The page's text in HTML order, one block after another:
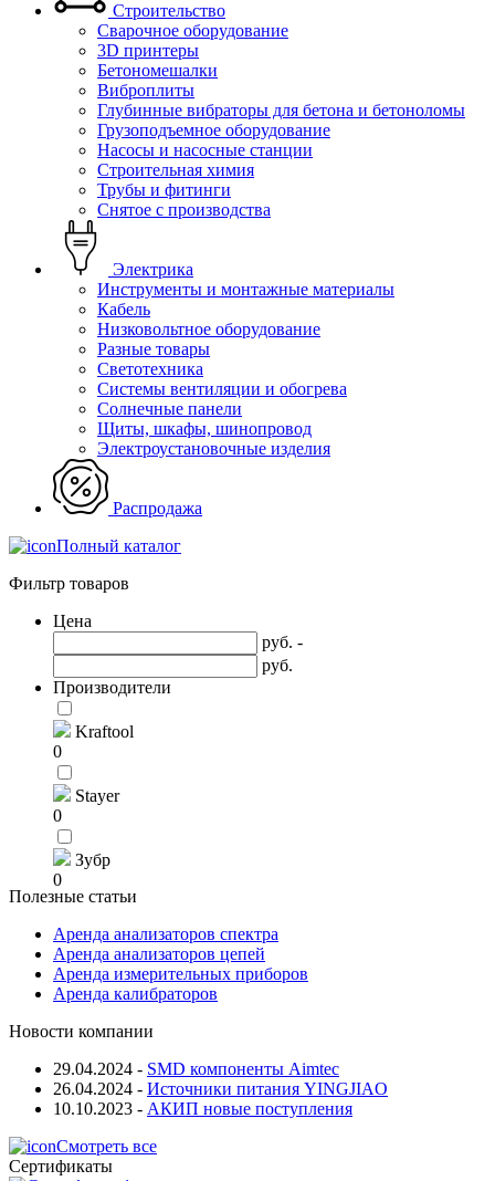
Строительство
Сварочное оборудование
3D принтеры
Бетономешалки
Виброплиты
Глубинные вибраторы для бетона и бетоноломы
Грузоподъемное оборудование
Насосы и насосные станции
Строительная химия
Трубы и фитинги
Снятое с производства
Электрика
Инструменты и монтажные материалы
Кабель
Низковольтное оборудование
Разные товары
Светотехника
Системы вентиляции и обогрева
Солнечные панели
Щиты, шкафы, шинопровод
Электроустановочные изделия
Распродажа
Полный каталог
Фильтр товаров
Цена
руб. -
руб.
Производители
Kraftool
0
Stayer
0
Зубр
0
Полезные статьи
Аренда анализаторов спектра
Аренда анализаторов цепей
Аренда измерительных приборов
Аренда калибраторов
Новости компании
29.04.2024 - SMD компоненты Aimtec
26.04.2024 - Источники питания YINGJIAO
10.10.2023 - АКИП новые поступления
Смотреть все
Сертификаты